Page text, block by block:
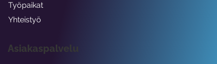
Asiakaspalvelu
Työpaikat
Yhteistyö